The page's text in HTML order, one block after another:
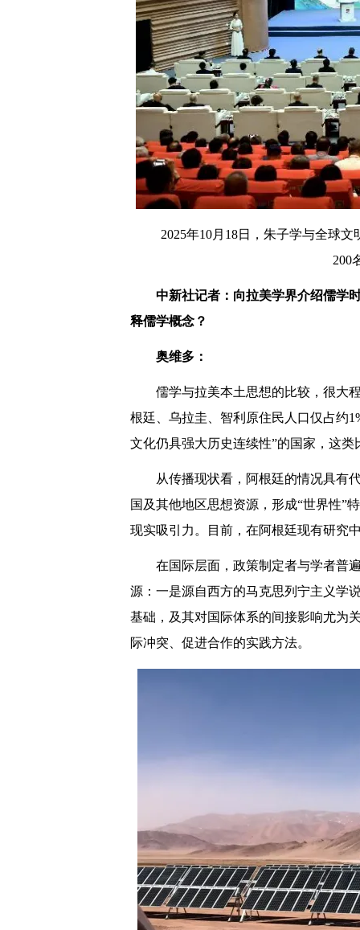
2025年10月18日，朱子学与全球
200
中新社记者：向拉美学界介绍儒学
释儒学概念？
奥维多：
儒学与拉美本土思想的比较，很大
根廷、乌拉圭、智利原住民人口仅占约
文化仍具强大历史连续性”的国家，这
从传播现状看，阿根廷的情况具有
国及其他地区思想资源，形成“世界性”
现实吸引力。目前，在阿根廷现有研究
在国际层面，政策制定者与学者普
源：一是源自西方的马克思列宁主义学
基础，及其对国际体系的间接影响尤为
际冲突、促进合作的实践方法。